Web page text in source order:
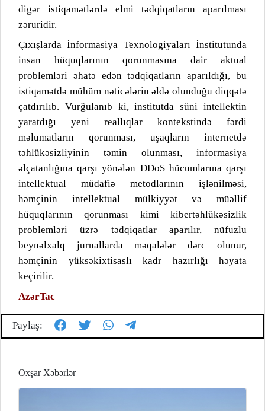
digər istiqamətlərdə elmi tədqiqatların aparılması
zəruridir.
Çıxışlarda İnformasiya Texnologiyaları İnstitutunda
insan hüquqlarının qorunmasına dair aktual
problemləri əhatə edən tədqiqatların aparıldığı, bu
istiqamətdə mühüm nəticələrin əldə olunduğu diqqətə
çatdırılıb. Vurğulanıb ki, institutda süni intellektin
yaratdığı yeni reallıqlar kontekstində fərdi
məlumatların qorunması, uşaqların internetdə
təhlükəsizliyinin təmin olunması, informasiya
əlçatanlığına qarşı yönələn DDoS hücumlarına qarşı
intellektual müdafiə metodlarının işlənilməsi,
həmçinin intellektual mülkiyyət və müəllif
hüquqlarının qorunması kimi kibertəhlükəsizlik
problemləri üzrə tədqiqatlar aparılır, nüfuzlu
beynəlxalq jurnallarda məqalələr dərc olunur,
həmçinin yüksəkixtisaslı kadr hazırlığı həyata
keçirilir.
AzərTac
Paylaş:
Oxşar Xəbərlər